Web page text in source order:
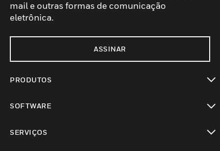
mail e outras formas de comunicação
eletrônica.
ASSINAR
PRODUTOS
SOFTWARE
SERVIÇOS